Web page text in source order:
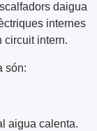
daigua
internes
circuit intern.
són:
aigua calenta.